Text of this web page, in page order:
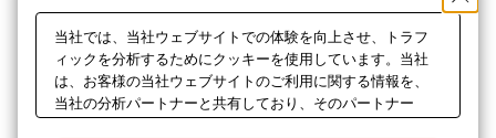
当社では、当社ウェブサイトでの体験を向上させ、トラフ
ィックを分析するためにクッキーを使用しています。当社
は、お客様の当社ウェブサイトのご利用に関する情報を、
当社の分析パートナーと共有しており、そのパートナー